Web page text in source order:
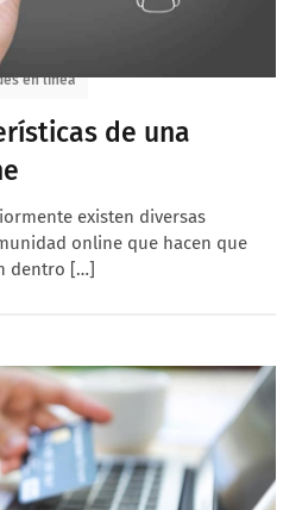
en línea
de una
existen diversas
online que hacen que
dentro […]